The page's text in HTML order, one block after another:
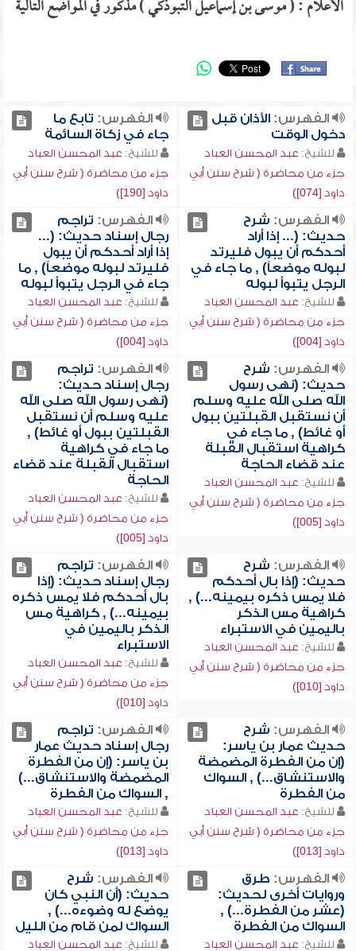
الأعلام : ( موسى بن إسماعيل التبوذكي ) مذكور في المواضع التالية
الفهرس:الأذان قبل
دخول الوقت
للشيخ: عبد المحسن العباد
جزء من محاضرة ( شرح سنن أبي
داود [074])
الفهرس: تابع ما
جاء في زكاة السائمة
للشيخ: عبد المحسن العباد
جزء من محاضرة ( شرح سنن أبي
داود [190])
الفهرس: شرح
حديث: (... إذا أراد
أحدكم أن يبول فليرتد
لبوله موضعاً) , ما جاء في
الرجل يتبوأ لبوله
للشيخ: عبد المحسن العباد
جزء من محاضرة ( شرح سنن أبي
داود [004])
الفهرس: تراجم
رجال إسناد حديث: (...
إذا أراد أحدكم أن يبول
فليرتد لبوله موضعاً) , ما
جاء في الرجل يتبوأ لبوله
للشيخ: عبد المحسن العباد
جزء من محاضرة ( شرح سنن أبي
داود [004])
الفهرس: شرح
حديث: (نهى رسول
الله صلى الله عليه وسلم
أن نستقبل القبلتين ببول
أو غائط) , ما جاء في
كراهية استقبال القبلة
عند قضاء الحاجة
للشيخ: عبد المحسن العباد
جزء من محاضرة ( شرح سنن أبي
داود [005])
الفهرس: تراجم
رجال إسناد حديث:
(نهى رسول الله صلى الله
عليه وسلم أن نستقبل
القبلتين ببول أو غائط) ,
ما جاء في كراهية
استقبال القبلة عند قضاء
الحاجة
للشيخ: عبد المحسن العباد
جزء من محاضرة ( شرح سنن أبي
داود [005])
الفهرس: شرح
حديث: (إذا بال أحدكم
فلا يمس ذكره بيمينه...) ,
كراهية مس الذكر
باليمين في الاستبراء
للشيخ: عبد المحسن العباد
جزء من محاضرة ( شرح سنن أبي
داود [010])
الفهرس: تراجم
رجال إسناد حديث: (إذا
بال أحدكم فلا يمس ذكره
بيمينه...) , كراهية مس
الذكر باليمين في
الاستبراء
للشيخ: عبد المحسن العباد
جزء من محاضرة ( شرح سنن أبي
داود [010])
الفهرس: شرح
حديث عمار بن ياسر:
(إن من الفطرة المضمضة
والاستنشاق...) , السواك
من الفطرة
للشيخ: عبد المحسن العباد
جزء من محاضرة ( شرح سنن أبي
داود [013])
الفهرس: تراجم
رجال إسناد حديث عمار
بن ياسر: (إن من الفطرة
المضمضة والاستنشاق...)
, السواك من الفطرة
للشيخ: عبد المحسن العباد
جزء من محاضرة ( شرح سنن أبي
داود [013])
الفهرس: طرق
وروايات أخرى لحديث:
(عشر من الفطرة...) ,
السواك من الفطرة
للشيخ: عبد المحسن العباد
الفهرس: شرح
حديث: (أن النبي كان
يوضع له وضوءه...) ,
السواك لمن قام من الليل
للشيخ: عبد المحسن العباد